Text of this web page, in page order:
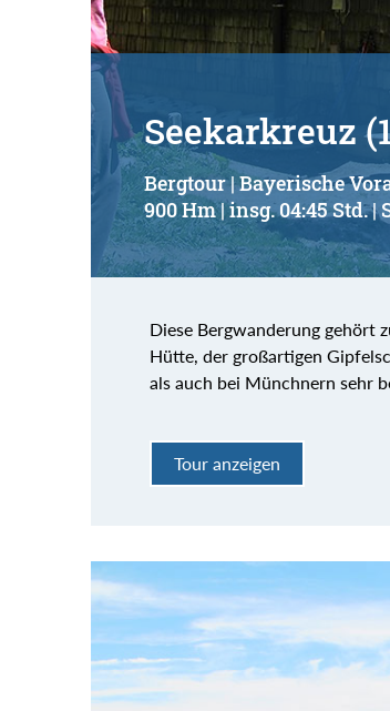
Seekarkreuz
Bergtour | Bayerische
900 Hm | insg. 04:45 Std.
Diese Bergwanderung gehört
Hütte, der großartigen
als auch bei Münchnern sehr
Tour anzeigen